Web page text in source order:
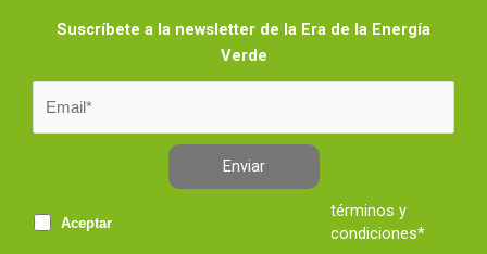
Suscríbete a la newsletter de la Era de la Energía
Verde
Enviar
Aceptar
términos y
condiciones*